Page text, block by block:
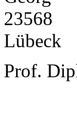
Prof.